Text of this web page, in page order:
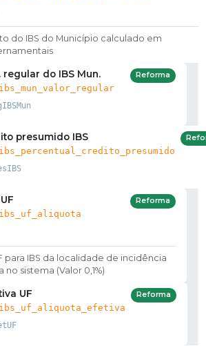
do IBS do Município calculado em
regular do IBS Mun. Reforma
presumido IBS
Reforma
para IBS da localidade de incidência
sistema (Valor 0,1%)
UF Reforma